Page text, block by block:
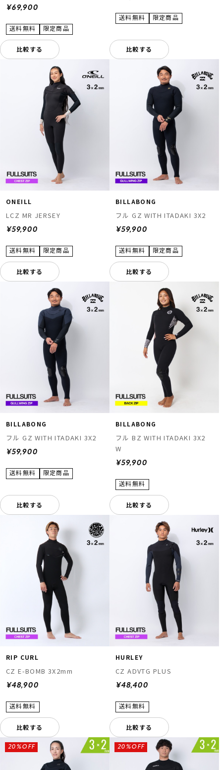
¥69,900
比較する 比較する
ONEILL
LCZ MR JERSEY
¥59,900
比較する
BILLABONG
フル GZ WITH ITADAKI 3X2
¥59,900
比較する
BILLABONG
フル GZ WITH ITADAKI 3X2
¥59,900
比較する
BILLABONG
フル BZ WITH ITADAKI 3X2
W
¥59,900
比較する
RIP CURL
CZ E-BOMB 3X2mm
¥48,900
比較する
HURLEY
CZ ADVTG PLUS
¥48,400
比較する
20%OFF 20%OFF